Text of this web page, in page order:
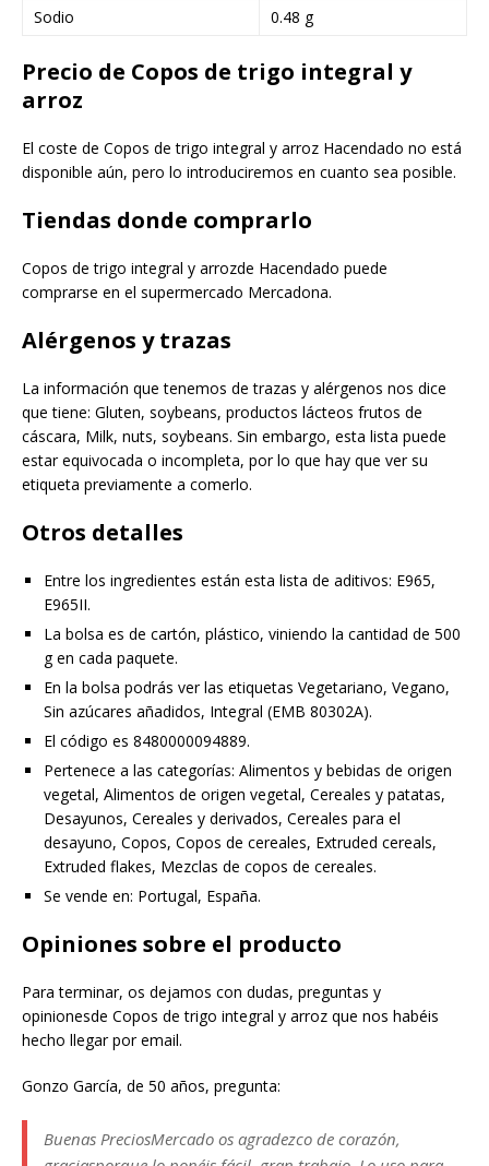
Sodio
0.48 g
Precio de Copos de trigo integral y
arroz
El coste de Copos de trigo integral y arroz Hacendado no está
disponible aún, pero lo introduciremos en cuanto sea posible.
Tiendas donde comprarlo
Copos de trigo integral y arrozde Hacendado puede
comprarse en el supermercado Mercadona.
Alérgenos y trazas
La información que tenemos de trazas y alérgenos nos dice
que tiene: Gluten, soybeans, productos lácteos frutos de
cáscara, Milk, nuts, soybeans. Sin embargo, esta lista puede
estar equivocada o incompleta, por lo que hay que ver su
etiqueta previamente a comerlo.
Otros detalles
Entre los ingredientes están esta lista de aditivos: E965,
E965II.
La bolsa es de cartón, plástico, viniendo la cantidad de 500
g en cada paquete.
En la bolsa podrás ver las etiquetas Vegetariano, Vegano,
Sin azúcares añadidos, Integral (EMB 80302A).
El código es 8480000094889.
Pertenece a las categorías: Alimentos y bebidas de origen
vegetal, Alimentos de origen vegetal, Cereales y patatas,
Desayunos, Cereales y derivados, Cereales para el
desayuno, Copos, Copos de cereales, Extruded cereals,
Extruded flakes, Mezclas de copos de cereales.
Se vende en: Portugal, España.
Opiniones sobre el producto
Para terminar, os dejamos con dudas, preguntas y
opinionesde Copos de trigo integral y arroz que nos habéis
hecho llegar por email.
Gonzo García, de 50 años, pregunta:
Buenas PreciosMercado os agradezco de corazón,